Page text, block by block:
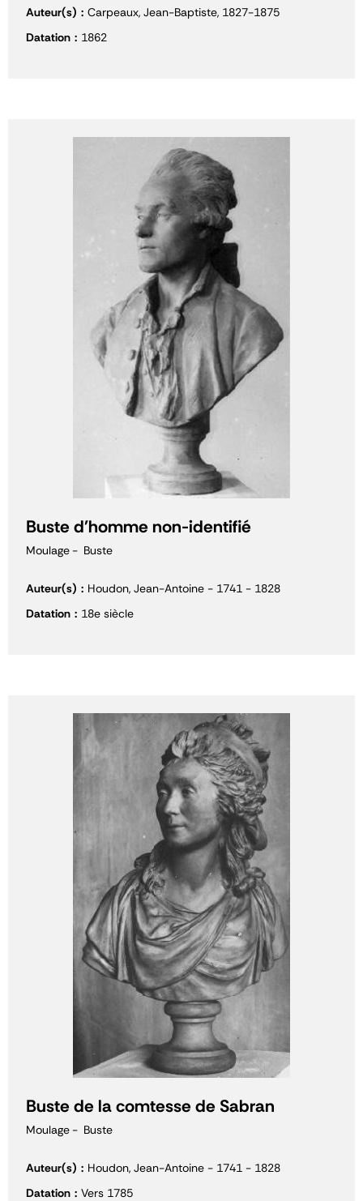
Auteur(s)
Carpeaux, Jean-Baptiste, 1827-1875
Datation
1862
Buste d'homme non-identifié
Moulage Buste
Auteur(s)
Houdon, Jean-Antoine - 1741 - 1828
Datation
18e siècle
Buste de la comtesse de Sabran
Moulage Buste
Auteur(s)
Houdon, Jean-Antoine - 1741 - 1828
Datation
Vers 1785